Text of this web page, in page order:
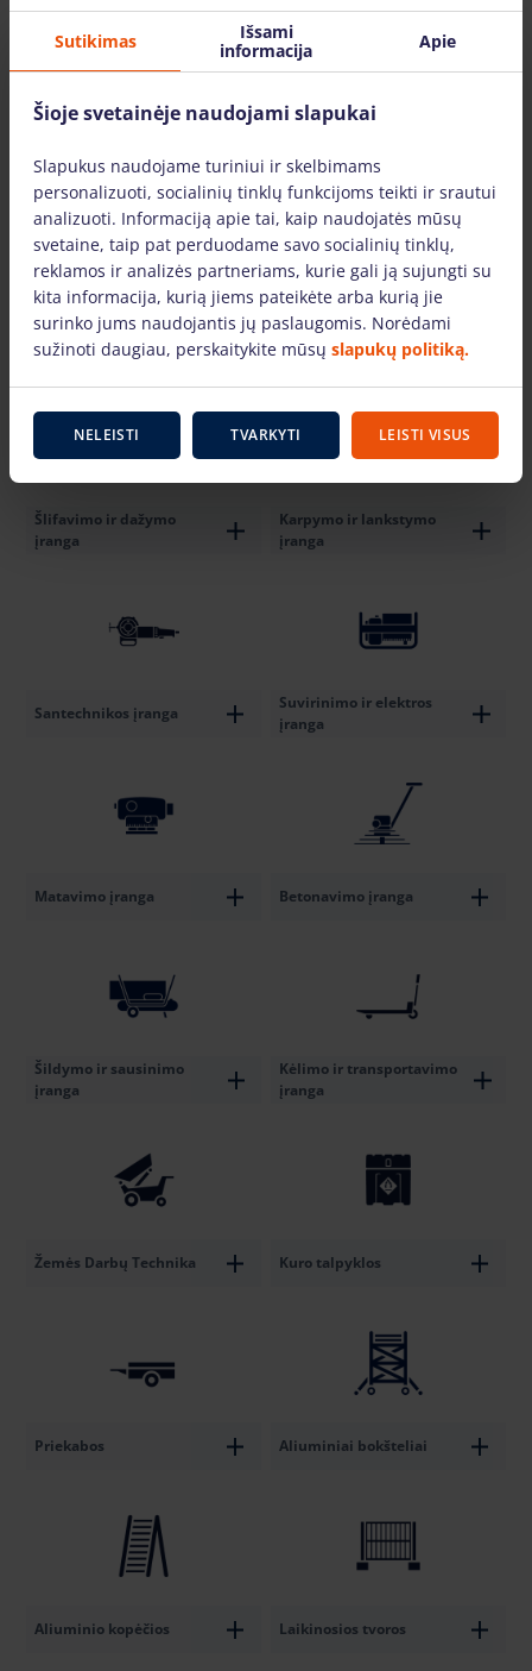
įranga
Griovimo įranga
Gręžimo įranga Pjovimo įranga
Šlifavimo ir dažymo
įranga
Karpymo ir lankstymo
įranga
Santechnikos įranga
Suvirinimo ir elektros
įranga
Matavimo įranga Betonavimo įranga
Šildymo ir sausinimo
įranga
Kėlimo ir transportavimo
įranga
Žemės Darbų Technika Kuro talpyklos
Priekabos Aliuminiai bokšteliai
Aliuminio kopėčios Laikinosios tvoros
Sutikimas
Išsami
informacija
Apie
Šioje svetainėje naudojami slapukai
Slapukus naudojame turiniui ir skelbimams
personalizuoti, socialinių tinklų funkcijoms teikti ir srautui
analizuoti. Informaciją apie tai, kaip naudojatės mūsų
svetaine, taip pat perduodame savo socialinių tinklų,
reklamos ir analizės partneriams, kurie gali ją sujungti su
kita informacija, kurią jiems pateikėte arba kurią jie
surinko jums naudojantis jų paslaugomis. Norėdami
sužinoti daugiau, perskaitykite mūsų slapukų politiką.
NELEISTI TVARKYTI LEISTI VISUS